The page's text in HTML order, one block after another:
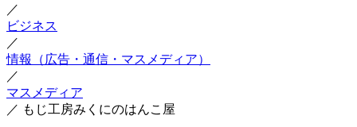
／
ビジネス
／
情報（広告・通信・マスメディア）
／
マスメディア
／ もじ工房みくにのはんこ屋